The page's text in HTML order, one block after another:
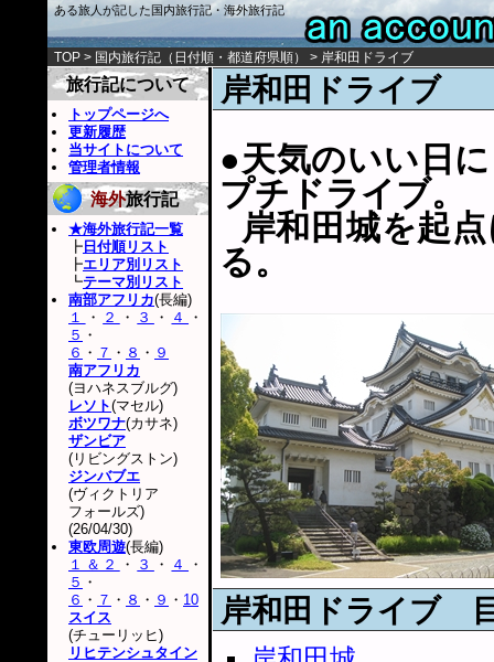
ある旅人が記した国内旅行記・海外旅行記
TOP > 国内旅行記 （ 日付順 ・ 都道府県順） > 岸和田ドライブ
岸和田ドライブ
●天気のいい日
プチドライブ。
岸和田城を起
る。
岸和田ドライブ
旅行記について
トップページへ
更新履歴
当サイトについて
管理者情報
海外旅行記
★海外旅行記一覧
┣ 日付順リスト
┣エリア別リスト
┗テーマ別リスト
南部アフリカ(長編)
１
・ ２ ・ ３ ・ ４
・
５ ・
６ ・ ７ ・ ８ ・ ９
南アフリカ
(ヨハネスブルグ)
レソト(マセル)
ボツワナ(カサネ)
ザンビア
(リビングストン)
ジンバブエ
(ヴィクトリア
フォールズ)
(26/04/30)
東欧周遊(長編)
１＆２
・ ３ ・ ４
・
５ ・
６ ・ ７ ・ ８ ・ ９ ・ 10
スイス
(チューリッヒ)
リヒテンシュタイン